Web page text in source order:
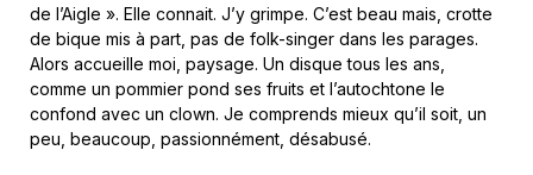
de l’Aigle ». Elle connait. J’y grimpe. C’est beau mais, crotte
de bique mis à part, pas de folk-singer dans les parages.
Alors accueille moi, paysage. Un disque tous les ans,
comme un pommier pond ses fruits et l’autochtone le
confond avec un clown. Je comprends mieux qu’il soit, un
peu, beaucoup, passionnément, désabusé.